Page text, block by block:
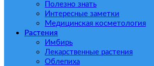
Полезно знать
Интересные заметки
Медицинская косметология
Растения
Имбирь
Лекарственные растения
Облепиха